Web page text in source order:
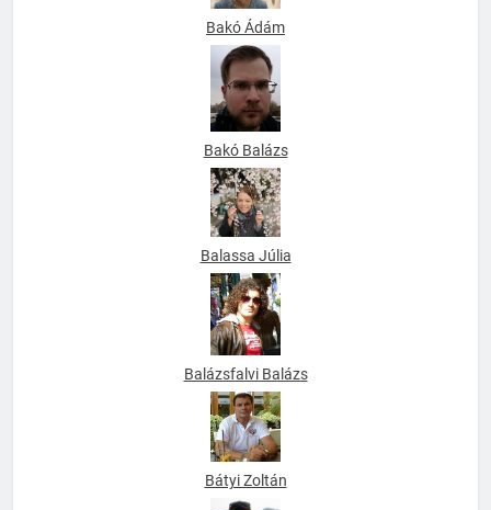
Bakó Ádám
Bakó Balázs
Balassa Júlia
Balázsfalvi Balázs
Bátyi Zoltán